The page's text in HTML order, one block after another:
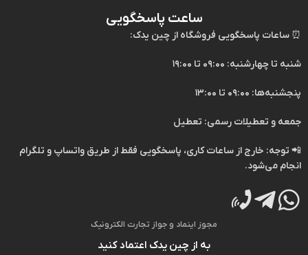
ساعت پاسخگویی
⏰ ساعات پاسخگویی فروشگاه از چین یدک:
شنبه تا چهارشنبه: ۰۹:۰۰ تا ۱۹:۰۰
پنجشنبه‌ها: ۰۹:۰۰ تا ۱۳:۰۰
جمعه و تعطیلات رسمی: تعطیل
📲 توجه: خارج از ساعات کاری، پاسخگویی فقط از طریق واتساپ و تلگرام
انجام می‌شود.
مجوز اینماد و جواز تجارت الکترونیک
به از چین یدک اعتماد کنید